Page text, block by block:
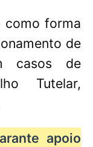
como forma
de
casos de
Tutelar,
apoio